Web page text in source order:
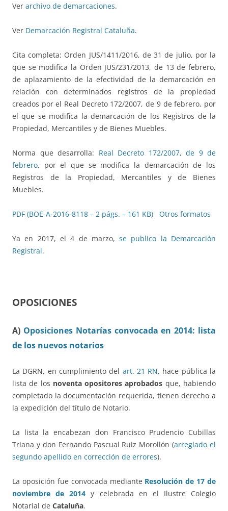
Ver archivo de demarcaciones.
Ver Demarcación Registral Cataluña.
Cita completa: Orden JUS/1411/2016, de 31 de julio, por la
que se modifica la Orden JUS/231/2013, de 13 de febrero,
de aplazamiento de la efectividad de la demarcación en
relación con determinados registros de la propiedad
creados por el Real Decreto 172/2007, de 9 de febrero, por
el que se modifica la demarcación de los Registros de la
Propiedad, Mercantiles y de Bienes Muebles.
Norma que desarrolla: Real Decreto 172/2007, de 9 de
febrero, por el que se modifica la demarcación de los
Registros de la Propiedad, Mercantiles y de Bienes
Muebles.
PDF (BOE-A-2016-8118 – 2 págs. – 161 KB) Otros formatos
Ya en 2017, el 4 de marzo,se publico la Demarcación
Registral.
OPOSICIONES
A) Oposiciones Notarías convocada en 2014: lista
de los nuevos notarios
La DGRN, en cumplimiento del art. 21 RN, hace pública la
lista de los noventa opositores aprobados que, habiendo
completado la documentación requerida, tienen derecho a
la expedición del título de Notario.
La lista la encabezan don Francisco Prudencio Cubillas
Triana y don Fernando Pascual Ruiz Morollón (arreglado el
segundo apellido en corrección de errores).
La oposición fue convocada mediante Resolución de 17 de
noviembre de 2014 y celebrada en el Ilustre Colegio
Notarial de Cataluña.